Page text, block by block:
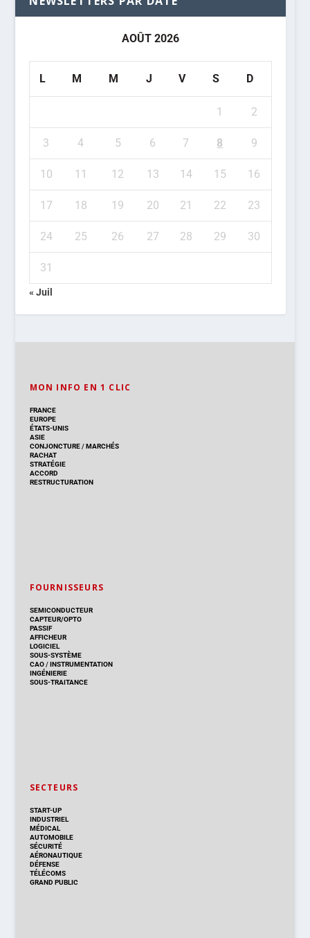
AOÛT 2026
L M M J V S D
1 2
3 4 5 6 7 8 9
10 11 12 13 14 15 16
17 18 19 20 21 22 23
24 25 26 27 28 29 30
31
« Juil
MON INFO EN 1 CLIC
FRANCE
EUROPE
ÉTATS-UNIS
ASIE
CONJONCTURE/MARCHÉS
RACHAT
STRATÉGIE
ACCORD
RESTRUCTURATION
FOURNISSEURS
SEMICONDUCTEUR
CAPTEUR/OPTO
PASSIF
AFFICHEUR
LOGICIEL
SOUS-SYSTÈME
CAO/INSTRUMENTATION
INGÉNIERIE
SOUS-TRAITANCE
SECTEURS
START-UP
INDUSTRIEL
MÉDICAL
AUTOMOBILE
SÉCURITÉ
AÉRONAUTIQUE
DÉFENSE
TÉLÉCOMS
GRAND PUBLIC